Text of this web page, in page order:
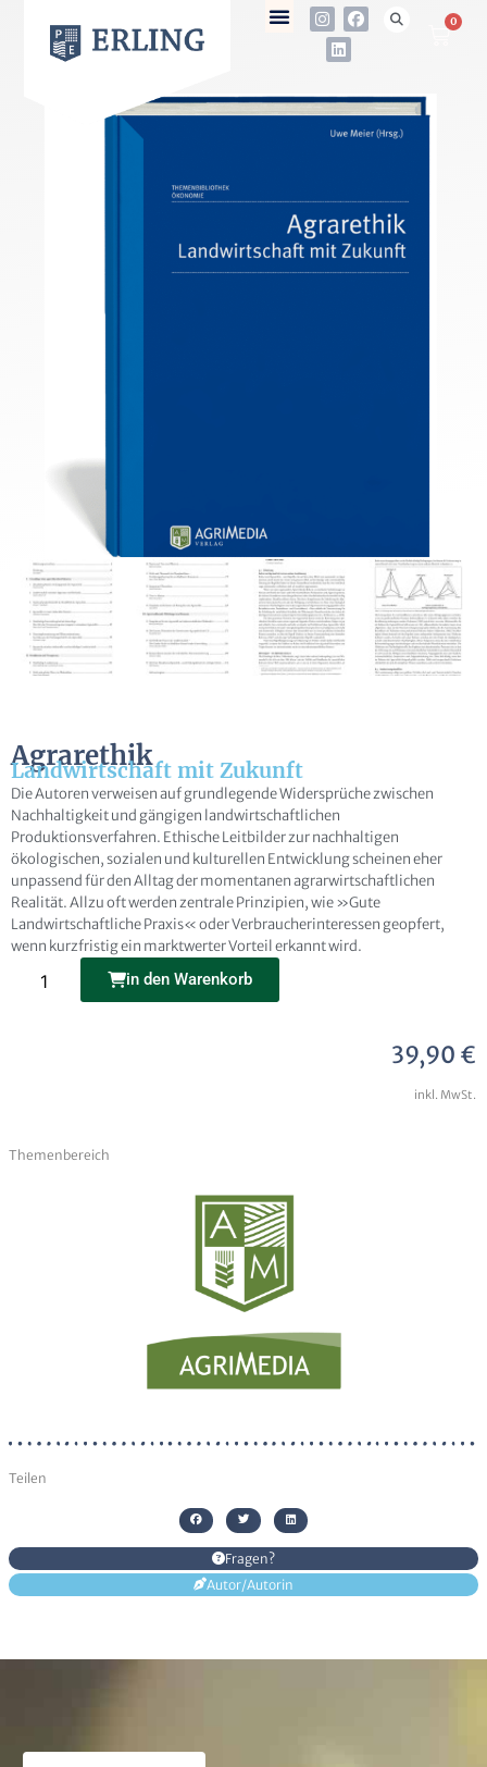
0
Agrarethik
Landwirtschaft mit Zukunft
Die Autoren verweisen auf grundlegende Widersprüche zwischen
Nachhaltigkeit und gängigen landwirtschaftlichen
Produktionsverfahren. Ethische Leitbilder zur nachhaltigen
ökologischen, sozialen und kulturellen Entwicklung scheinen eher
unpassend für den Alltag der momentanen agrarwirtschaftlichen
Realität. Allzu oft werden zentrale Prinzipien, wie »Gute
Landwirtschaftliche Praxis« oder Verbraucherinteressen geopfert,
wenn kurzfristig ein marktwerter Vorteil erkannt wird.
in den Warenkorb
39,90 €
inkl. MwSt.
Themenbereich
Teilen
Fragen?
E-Mail
Ich erkläre mich damit einverstanden, dass
meine Daten zur Bearbeitung meines Anliegens
gespeichert werden können. Weitere Hinweise zum
Datenschutz und den Widerrufsmöglichkeiten in
denDatenschutzhinweisenhabe ich zur Kenntnis
genommen
Autor/Autorin